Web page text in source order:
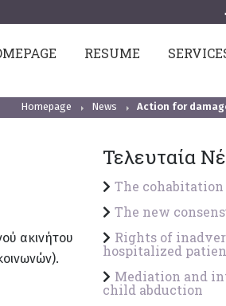
RESUME
Homepage News Action for
ακινήτου
Τελευταία
The
The new
Rights of
hospitalized
Mediation and
child abduction